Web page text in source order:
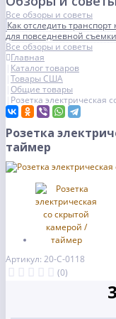
Все обзоры и советы
Как отследить транспорт
для повседневной
Все обзоры и советы
Главная
Каталог товаров
Товары США
Общие товары
Розетка электрическая
Розетка
таймер
Артикул: 20-С-0118
(0)